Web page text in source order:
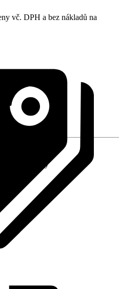
vč. DPH a bez nákladů na
bazény